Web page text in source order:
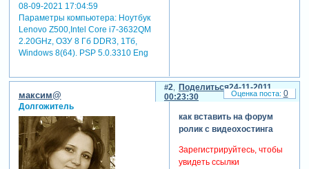
08-09-2021 17:04:59
Параметры компьютера:Ноутбук
Lenovo Z500,Intel Core i7-3632QM
2.20GHz, ОЗУ 8 Гб DDR3, 1Тб,
Windows 8(64). PSP 5.0.3310 Eng
Поделиться
2
24-11-2011
00:23:30
максим@
Долгожитель
как вставить на форум
ролик с видеохостинга
Зарегистрируйтесь, чтобы
увидеть ссылки
0